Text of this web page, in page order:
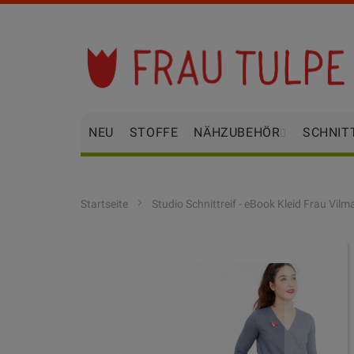
Inhalt
springen
NEU STOFFE NÄHZUBEHÖR
Startseite Studio Schnittreif - eBook Kleid Frau